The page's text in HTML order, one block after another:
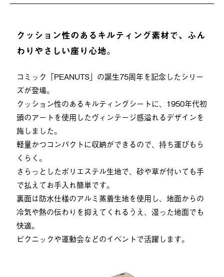
クッション性のあるキルティング素材で、ふん
わりやさしい座り心地。
コミック「PEANUTS」の誕生75周年を記念したシリー
ズが登場。
クッション性のあるキルティングシートに、1950年代初
頭のアートを使用したヴィンテージ感溢れるデザインを
施しました。
軽量かつコンパクトに収納ができるので、持ち運びもら
くらく。
さらっとしたポリエステル生地で、砂や草が付いても手
で払えてお手入れ簡単です。
裏面は防水仕様のアルミ蒸着生地を使用し、地面からの
冷気や熱の伝わりを抑えてくれるうえ、湿った地面でも
快適。
ピクニックや運動会などのイベントで活躍します。